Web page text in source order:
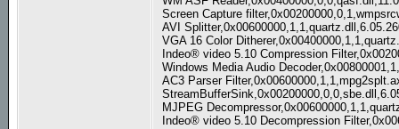
Screen Capture
AVI
VGA 16 Color
Indeo® video 5.10 Compression
Windows Media Audio
AC3 Parser
MJPEG
Indeo® video 5.10 Decompression